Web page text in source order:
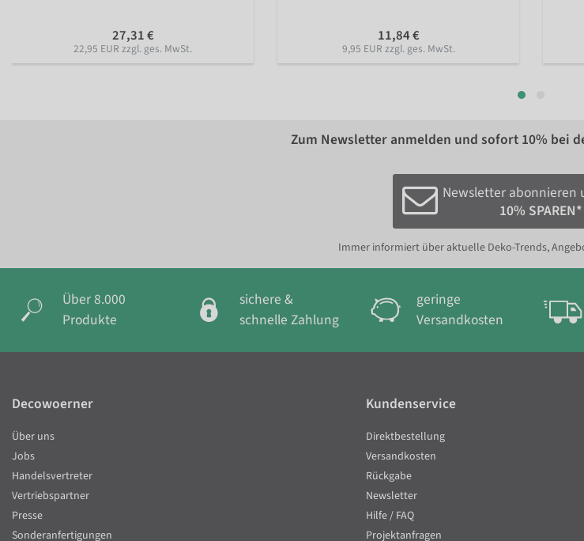
27,31 €
22,95 EUR zzgl. ges. MwSt.
11,84 €
9,95 EUR zzgl. ges. MwSt.
Zum Newsletter anmelden und sofort 10% bei
Newsletter abonnieren
10% SPAREN*
Immer informiert über aktuelle Deko-Trends,
Über 8.000
Produkte
sichere &
schnelle Zahlung
geringe
Versandkosten
Decowoerner
Über uns
Jobs
Handelsvertreter
Vertriebspartner
Presse
Sonderanfertigungen
Kundenservice
Direktbestellung
Versandkosten
Rückgabe
Newsletter
Hilfe / FAQ
Projektanfragen